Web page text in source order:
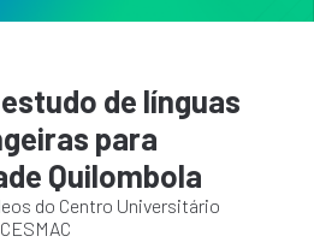
de línguas
para
Quilombola
do Centro Universitário
CESMAC